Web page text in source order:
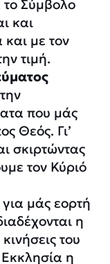
το Σύμβολο
και
με τον
τιμή.
που μάς
Θεός. Γι’
σκιρτώντας
τον Κύριό
για μάς εορτή
η
του
Εκκλησία η